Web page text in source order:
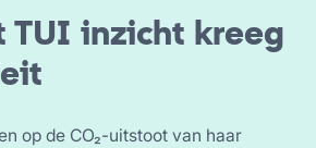
TUI inzicht kreeg
op de CO₂-uitstoot van haar